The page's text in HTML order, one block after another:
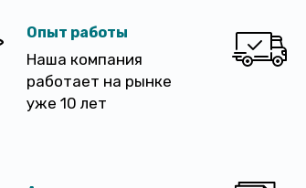
Опыт работы
Наша компания
работает на рынке
уже 10 лет